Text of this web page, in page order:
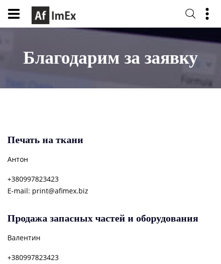
Благодарим за заявку
Печать на ткани
Антон
+380997823423
E-mail print@afimex.biz
Продажа запасных частей и оборудования
Валентин
+380997823423